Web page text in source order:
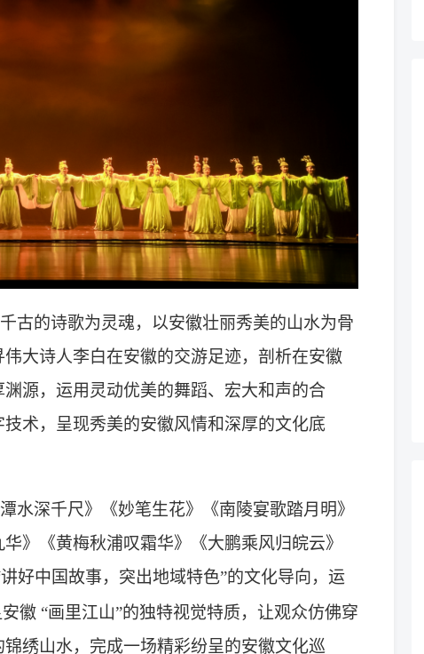
古的诗歌为灵魂，以安徽壮丽秀美的山水为骨
大诗人李白在安徽的交游足迹，剖析在安徽
源，运用灵动优美的舞蹈、宏大和声的合
术，呈现秀美的安徽风情和深厚的文化底
水深千尺》《妙笔生花》《南陵宴歌踏月明》
》《黄梅秋浦叹霜华》《大鹏乘风归皖云》
好中国故事，突出地域特色”的文化导向，运
徽 “画里江山”的独特视觉特质，让观众仿佛穿
绣山水，完成一场精彩纷呈的安徽文化巡